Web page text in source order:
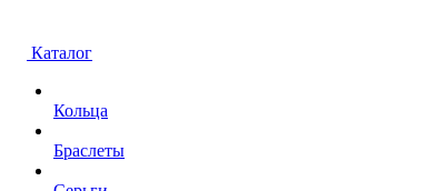
Каталог
Кольца
Браслеты